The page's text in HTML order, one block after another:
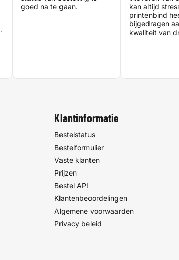
goed na te gaan.
kan altijd
printenbind
bijgedragen
kwaliteit van
Klantinformatie
Bestelstatus
Bestelformulier
Vaste klanten
Prijzen
Bestel API
Klantenbeoordelingen
Algemene voorwaarden
Privacy beleid